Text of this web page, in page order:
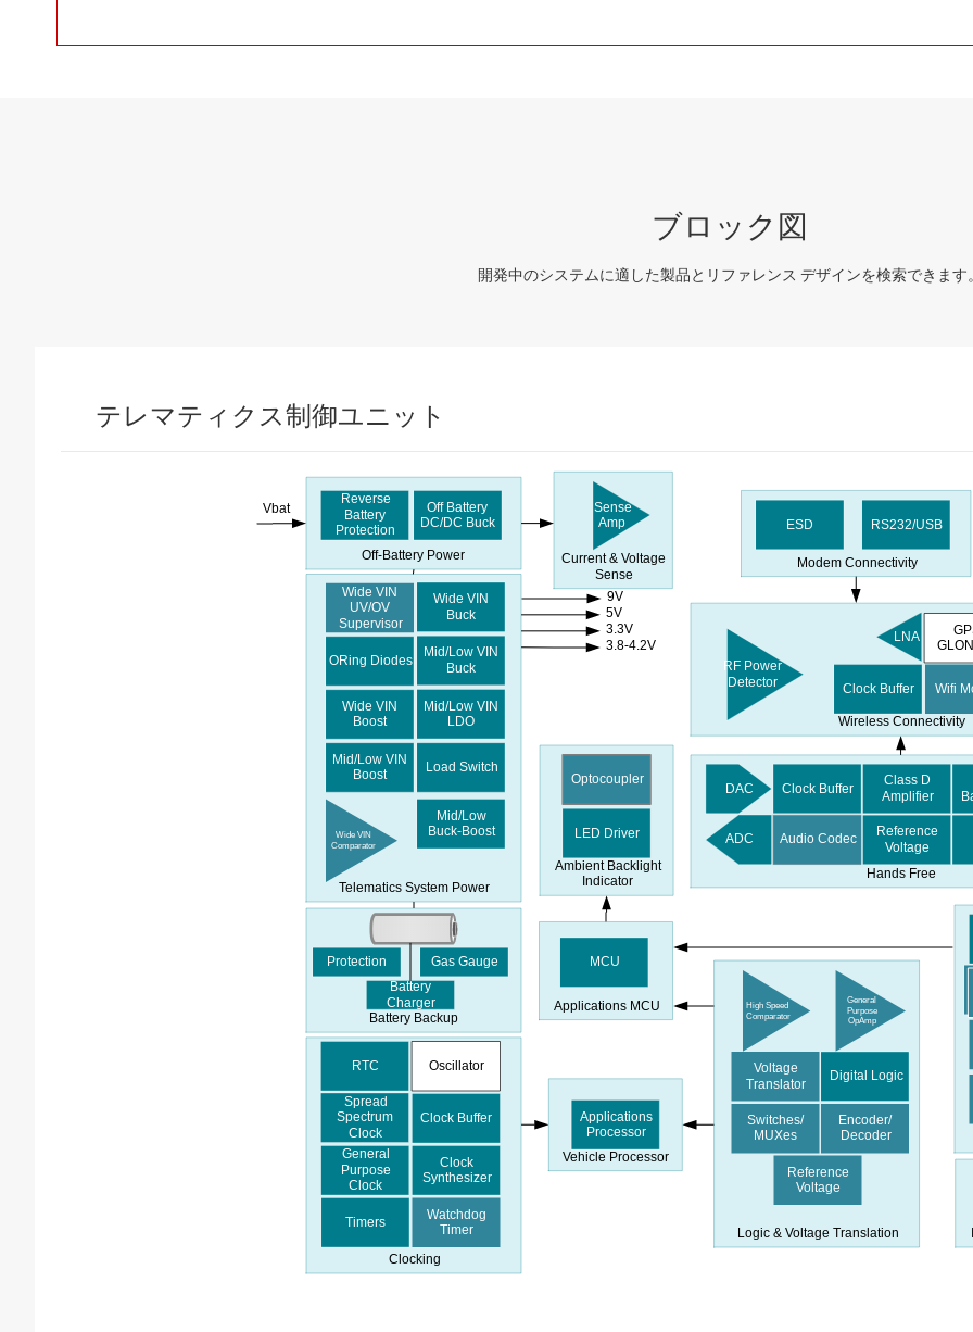
ブロック図
開発中のシステムに適した製品とリファレンス デザインを検索できます
テレマティクス制御ユニット
Vbat
5V
3.3V
3.8-4.2V
9V
Off-Battery Power
Reverse
Battery
Protection
Off Battery
DC/DC Buck
Current & Voltage
Sense
Sense
Amp
Modem Connectivity
RS232/USB
ESD
Wireless Connectivity
RF Power
Detector
Wifi
Clock Buffer
LNA
Ambient Backlight
Indicator
LED Driver
Optocoupler
Hands Free
Class D
Amplifier
ADC
DAC
Reference
Voltage
Audio Codec
Clock Buffer
Battery Backup
Gas Gauge
Protection
Battery
Charger Applications MCU
MCU
Logic & Voltage Translation
Digital Logic
Voltage
Translator
General
Purpose
OpAmp
Switches/
MUXes
Encoder/
Decoder
Reference
Voltage
High Speed
Comparator
Clocking
Watchdog
Timer
RTC
Clock Buffer
Clock
Synthesizer
Spread
Spectrum
Clock
General
Purpose
Clock
Timers
Oscillator
Vehicle Processor
Applications
Processor
Telematics System Power
Wide VIN
Buck
Mid/Low VIN
Buck
Mid/Low VIN
LDO
Wide VIN
Boost
ORing Diodes
Wide VIN
UV/OV
Supervisor
Load Switch
Mid/Low VIN
Boost
Wide VIN
Comparator
Mid/Low
Buck-Boost